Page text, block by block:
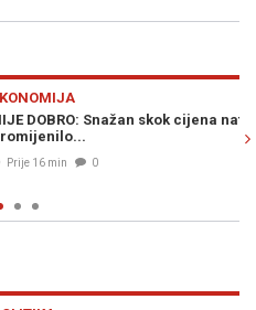
nafte, u jednom danu sve se